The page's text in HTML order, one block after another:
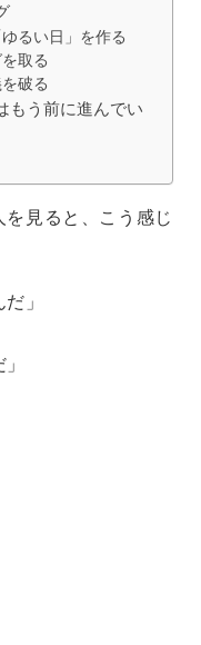
るい日」を作る
取る
破る
もう前に進んでい
見ると、こう感じ
」